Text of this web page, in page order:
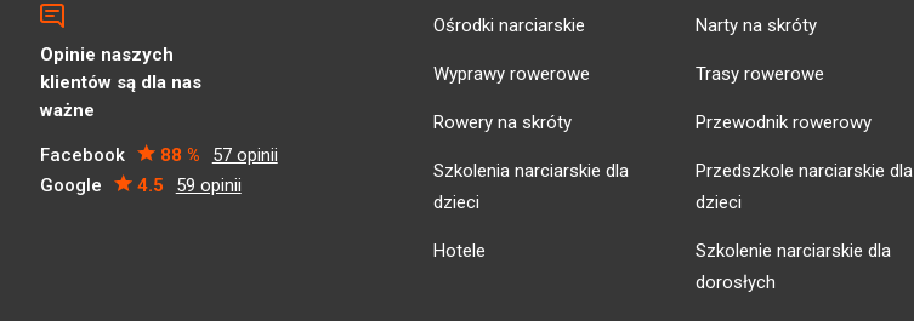
Ośrodki narciarskie Narty na skróty
Wyprawy rowerowe Trasy rowerowe
Rowery na skróty Przewodnik rowerowy
Szkolenia narciarskie dla
dzieci
Przedszkole narciarskie dla
dzieci
Hotele
Szkolenie narciarskie dla
dorosłych
Opinie naszych
klientów są dla nas
ważne
Facebook 88 %
57 opinii
Google
4.5 59 opinii